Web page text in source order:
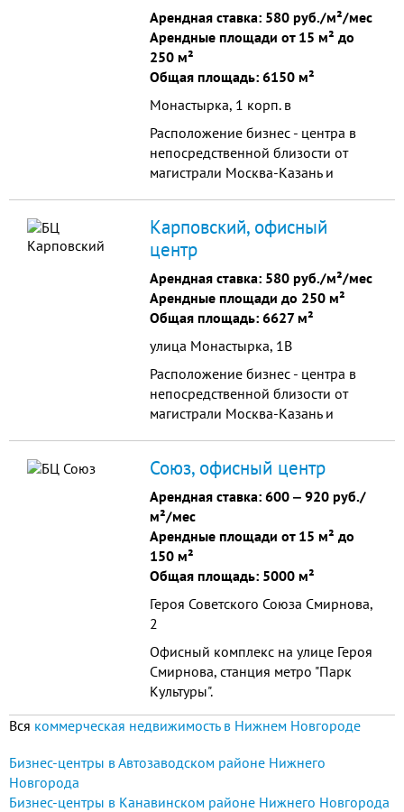
Арендная ставка: 580 руб./м²/мес
Арендные площади от 15 м² до
250 м²
Общая площадь: 6150 м²
Монастырка, 1 корп. в
Расположение бизнес - центра в
непосредственной близости от
магистрали Москва-Казань и
способность) при равной
удаленности от проспекта Ленина
и проспекта Гагарина
обеспечивает удобство
перемещений как в Заречной
часть города. Такое
местоположение вкупе с
невысоким уровнем арендной
платы и пакетом, предоставляемых
наиболее привлекательным и
оптимальным, для организаций,
служб и отделов, чья деятельность
не связана с активной работой с
населением и частым
использованием городского
обработка различного рода
информации, активная работа на
телефоне и в Интернете, в т.ч. бэк-
офисов, невредного производства.
Карповский, офисный
центр
Арендная ставка: 580 руб./м²/мес
Арендные площади до 250 м²
Общая площадь: 6627 м²
улица Монастырка, 1В
Расположение бизнес - центра в
непосредственной близости от
магистрали Москва-Казань и
способность) при равной
удаленности от проспекта Ленина
и проспекта Гагарина
обеспечивает удобство
перемещений как в Заречной
части, так и поездок в Нагорную
Союз, офисный центр
Арендная ставка: 600 ‒ 920 руб./
м²/мес
Арендные площади от 15 м² до
150 м²
Общая площадь: 5000 м²
Героя Советского Союза Смирнова,
2
Офисный комплекс на улице Героя
Смирнова, станция метро "Парк
Культуры".
Вся коммерческая недвижимость в Нижнем Новгороде
Бизнес-центры в Автозаводском районе Нижнего
Новгорода
Бизнес-центры в Канавинском районе Нижнего Новгорода